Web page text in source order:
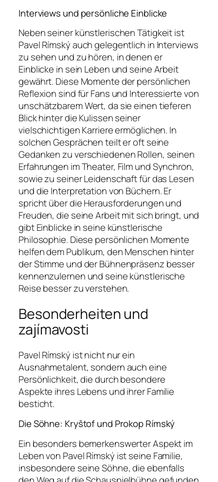
Interviews und persönliche Einblicke
Neben seiner künstlerischen Tätigkeit ist
Pavel Rímský auch gelegentlich in Interviews
zu sehen und zu hören, in denen er
Einblicke in sein Leben und seine Arbeit
gewährt. Diese Momente der persönlichen
Reflexion sind für Fans und Interessierte von
unschätzbarem Wert, da sie einen tieferen
Blick hinter die Kulissen seiner
vielschichtigen Karriere ermöglichen. In
solchen Gesprächen teilt er oft seine
Gedanken zu verschiedenen Rollen, seinen
Erfahrungen im Theater, Film und Synchron,
sowie zu seiner Leidenschaft für das Lesen
und die Interpretation von Büchern. Er
spricht über die Herausforderungen und
Freuden, die seine Arbeit mit sich bringt, und
gibt Einblicke in seine künstlerische
Philosophie. Diese persönlichen Momente
helfen dem Publikum, den Menschen hinter
der Stimme und der Bühnenpräsenz besser
kennenzulernen und seine künstlerische
Reise besser zu verstehen.
Besonderheiten und
zajímavosti
Pavel Rímský ist nicht nur ein
Ausnahmetalent, sondern auch eine
Persönlichkeit, die durch besondere
Aspekte ihres Lebens und ihrer Familie
besticht.
Die Söhne: Kryštof und Prokop Rímský
Ein besonders bemerkenswerter Aspekt im
Leben von Pavel Rímský ist seine Familie,
insbesondere seine Söhne, die ebenfalls